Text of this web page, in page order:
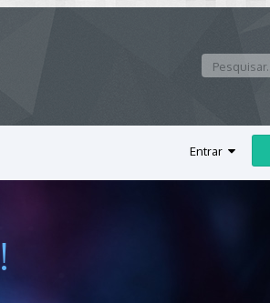
Entrar